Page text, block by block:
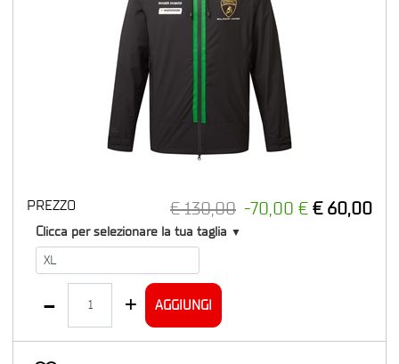
PREZZO € 130,00 -70,00 € € 60,00
T1
Clicca per selezionare la tua taglia ▼
AGGIUNGI